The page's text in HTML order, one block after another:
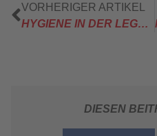
VORHERIGER ARTIKEL
HYGIENE IN DER LEGEHENNENHALTUNG
DIESEN